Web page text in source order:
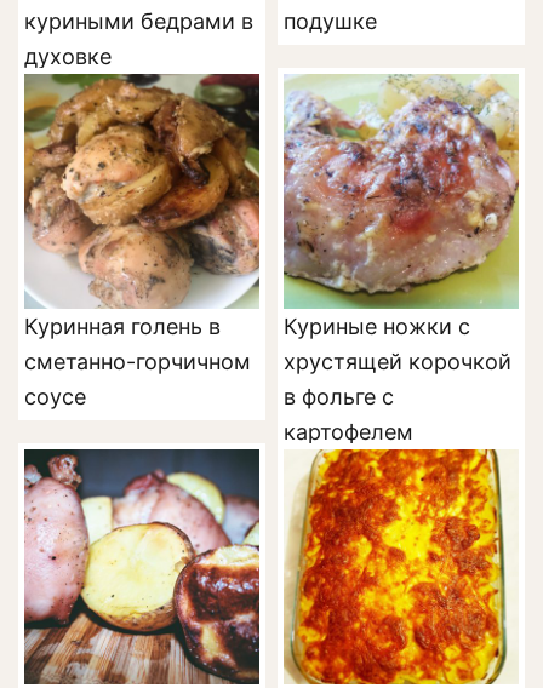
куриными бедрами в
духовке
подушке
Куринная голень в
сметанно-горчичном
соусе
Куриные ножки с
хрустящей корочкой
в фольге с
картофелем